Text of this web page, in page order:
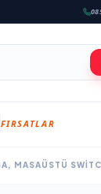
FIRSATLAR
MASAÜSTÜ